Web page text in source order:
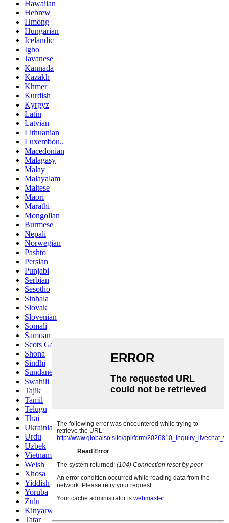
Hawaiian
Hebrew
Hmong
Hungarian
Icelandic
Igbo
Javanese
Kannada
Kazakh
Khmer
Kurdish
Kyrgyz
Latin
Latvian
Lithuanian
Luxembou..
Macedonian
Malagasy
Malay
Malayalam
Maltese
Maori
Marathi
Mongolian
Burmese
Nepali
Norwegian
Pashto
Persian
Punjabi
Serbian
Sesotho
Sinhala
Slovak
Slovenian
Somali
Samoan
Scots Gaelic
Shona
Sindhi
Sundanese
Swahili
Tajik
Tamil
Telugu
Thai
Ukrainian
Urdu
Uzbek
Vietnamese
Welsh
Xhosa
Yiddish
Yoruba
Zulu
Kinyarwanda
Tatar